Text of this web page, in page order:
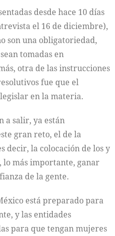
desde hace 10 días
el 16 de diciembre),
son una obligatoriedad,
tomadas en
otra de las instrucciones
fue que el
en la materia.
a salir, ya están
gran reto, el de la
decir, la colocación de los y
lo más importante, ganar
de la gente.
está preparado para
y las entidades
para que tengan mujeres